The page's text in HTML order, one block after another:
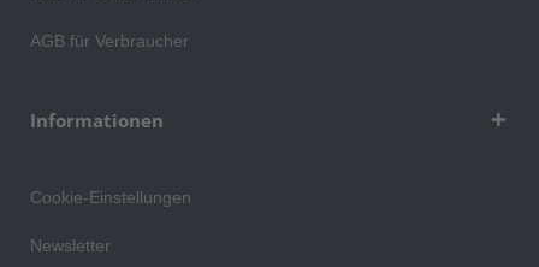
AGB für Verbraucher
Informationen
Cookie-Einstellungen
Newsletter